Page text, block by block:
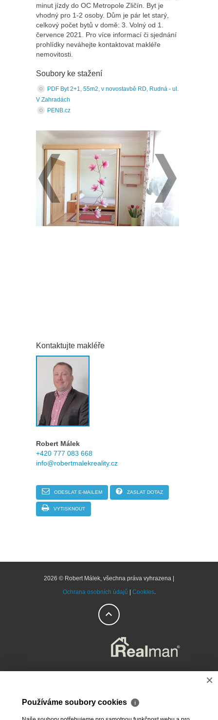
minut jízdy do OC Metropole Zličín. Byt je
vhodný pro 1-2 osoby. Dům je pár let starý,
celkový počet bytů v domě: 3. Volný od 1.
července 2021. Pro více informací či sjednání
prohlídky neváhejte kontaktovat makléře
nemovitosti.
Soubory ke stažení
PDF Byt 2+1, 55m2, v novostavbě RD, Rudná - ul.
V Zahradách
PENB.cz
Kontaktujte makléře
Robert Málek
+420 777 083 668
info@robertmalekreality.cz
ODESLAT E-MAILEM ZASLAT DOTAZ
VYTISKNOUT
2026 © Robert Málek, všechna práva vyhrazena |
Ochrana osobních údajů
Cookies.
×
Používáme soubory cookies ℹ